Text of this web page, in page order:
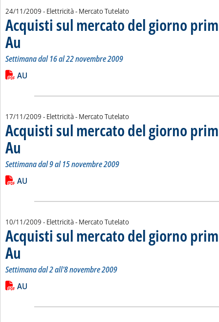
24/11/2009 - Elettricità - Mercato Tutelato
Acquisti sul mercato del giorno
Au . Sottotitolo: Settimana dal 16 al 22 novembre 2009
. Pubblicata martedì 24 novembre 2009 alle 15.19.
Settimana dal 16 al 22 novembre 2009
Leggi tutta la notizia: 'Acquisti sul mercato del giorno prima
Lista allegati PDF alla notizia
AU
17/11/2009 - Elettricità - Mercato Tutelato
Acquisti sul mercato del giorno
Au . Sottotitolo: Settimana dal 9 al 15 novembre 2009
. Pubblicata martedì 17 novembre 2009 alle 15.16.
Settimana dal 9 al 15 novembre 2009
Leggi tutta la notizia: 'Acquisti sul mercato del giorno prima
Lista allegati PDF alla notizia
AU
10/11/2009 - Elettricità - Mercato Tutelato
Acquisti sul mercato del giorno
Au . Sottotitolo: Settimana dal 2 all'8 novembre 2009
. Pubblicata martedì 10 novembre 2009 alle 15.47.
Settimana dal 2 all'8 novembre 2009
Leggi tutta la notizia: 'Acquisti sul mercato del giorno prima
Lista allegati PDF alla notizia
AU